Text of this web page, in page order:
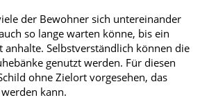
der Bewohner sich untereinander
so lange warten könne, bis ein
anhalte. Selbstverständlich können die
genutzt werden. Für diesen
ohne Zielort vorgesehen, das
kann.